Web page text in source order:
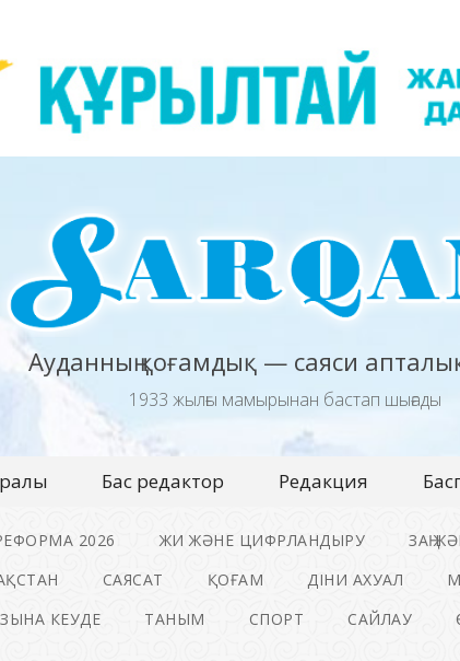
Ауданның қоғамдық — саяси апталық
1933 жылғы мамырынан бастап шығады
Бас редактор Редакция
2026 ЖИ ЖӘНЕ ЦИФРЛАНДЫРУ ЗАҢ
САЯСАТ ҚОҒАМ ДІНИ АХУАЛ
КЕУДЕ ТАНЫМ СПОРТ САЙЛАУ